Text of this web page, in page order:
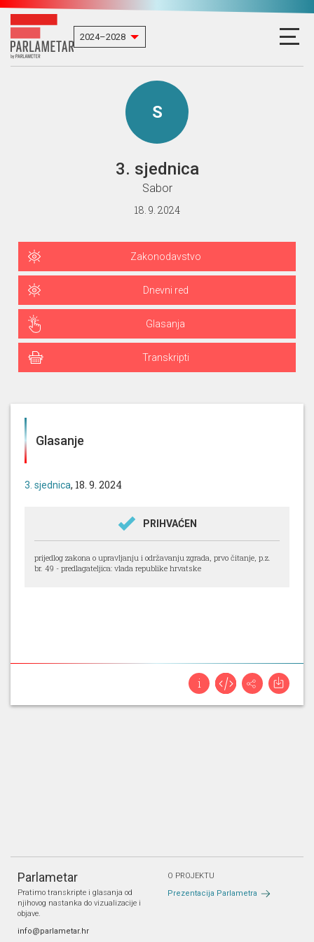
S
3. sjednica
Sabor
18. 9. 2024
Zakonodavstvo
Dnevni red
Glasanja
Transkripti
Glasanje
3. sjednica, 18. 9. 2024
PRIHVAĆEN
prijedlog zakona o upravljanju i održavanju zgrada, prvo čitanje, p.z.
br. 49 - predlagateljica: vlada republike hrvatske
Parlametar
Pratimo transkripte i glasanja od
njihovog nastanka do vizualizacije i
objave.
info@parlametar.hr
O PROJEKTU
Prezentacija Parlametra